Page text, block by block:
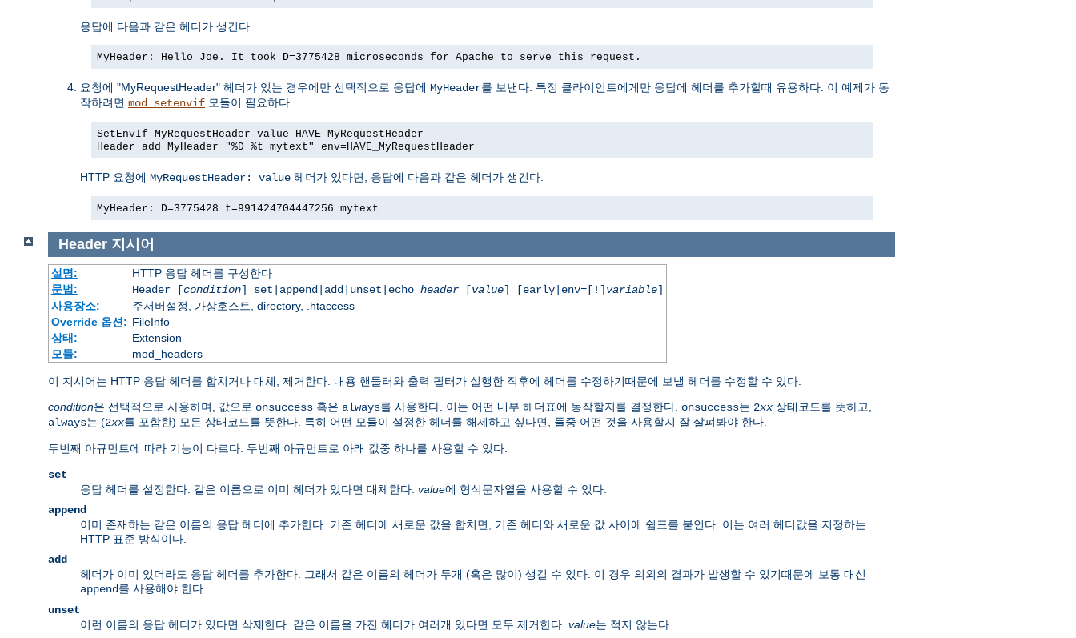
응답에 다음과 같은 헤더가 생긴다.
MyHeader: Hello Joe. It took D=3775428 microseconds for Apache to serve this request.
요청에 "MyRequestHeader" 헤더가 있는 경우에만 선택적으로 응답에 MyHeader를 보낸다. 특정 클라이언트에게만 응답에 헤더를 추가할때 유용하다. 이 예제가 동
작하려면 mod_setenvif 모듈이 필요하다.
SetEnvIf MyRequestHeader value HAVE_MyRequestHeader
Header add MyHeader "%D %t mytext" env=HAVE_MyRequestHeader
HTTP 요청에 MyRequestHeader: value 헤더가 있다면, 응답에 다음과 같은 헤더가 생긴다.
MyHeader: D=3775428 t=991424704447256 mytext
Header 지시어
설명:
HTTP 응답 헤더를 구성한다
문법:
Header [condition] set|append|add|unset|echo header[value] [early|env=[!] variable]
사용장소:
주서버설정, 가상호스트, directory, .htaccess
Override 옵션: FileInfo
상태:
Extension
모듈:
mod_headers
이 지시어는 HTTP 응답 헤더를 합치거나 대체, 제거한다. 내용 핸들러와 출력 필터가 실행한 직후에 헤더를 수정하기때문에 보낼 헤더를 수정할 수 있다.
condition은 선택적으로 사용하며, 값으로 onsuccess 혹은 always를 사용한다. 이는 어떤 내부 헤더표에 동작할지를 결정한다. onsuccess는 2xx 상태코드를 뜻하고,
always는 (2xx를 포함한) 모든 상태코드를 뜻한다. 특히 어떤 모듈이 설정한 헤더를 해제하고 싶다면, 둘중 어떤 것을 사용할지 잘 살펴봐야 한다.
두번째 아규먼트에 따라 기능이 다르다. 두번째 아규먼트로 아래 값중 하나를 사용할 수 있다.
set
응답 헤더를 설정한다. 같은 이름으로 이미 헤더가 있다면 대체한다. value에 형식문자열을 사용할 수 있다.
append
이미 존재하는 같은 이름의 응답 헤더에 추가한다. 기존 헤더에 새로운 값을 합치면, 기존 헤더와 새로운 값 사이에 쉼표를 붙인다. 이는 여러 헤더값을 지정하는
HTTP 표준 방식이다.
add
헤더가 이미 있더라도 응답 헤더를 추가한다. 그래서 같은 이름의 헤더가 두개 (혹은 많이) 생길 수 있다. 이 경우 의외의 결과가 발생할 수 있기때문에 보통 대신
append를 사용해야 한다.
unset
이런 이름의 응답 헤더가 있다면 삭제한다. 같은 이름을 가진 헤더가 여러개 있다면 모두 제거한다. value는 적지 않는다.